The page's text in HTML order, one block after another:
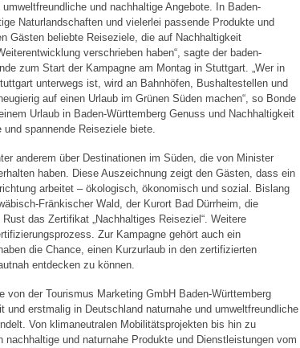
und nachhaltige Angebote. In Baden-
Naturlandschaften und vielerlei passende Produkte und
Gästen beliebte Reiseziele, die auf Nachhaltigkeit
verschrieben haben“, sagte der baden-
zum Start der Kampagne am Montag in Stuttgart. „Wer in
unterwegs ist, wird an Bahnhöfen, Bushaltestellen und
auf einen Urlaub im Grünen Süden machen“, so Bonde
Urlaub in Baden-Württemberg Genuss und Nachhaltigkeit
spannende Reiseziele biete.
anderem über Destinationen im Süden, die von Minister
haben. Diese Auszeichnung zeigt den Gästen, dass ein
arbeitet – ökologisch, ökonomisch und sozial. Bislang
Fränkischer Wald, der Kurort Bad Dürrheim, die
das Zertifikat „Nachhaltiges Reiseziel“. Weitere
Zur Kampagne gehört auch ein
die Chance, einen Kurzurlaub in den zertifizierten
entdecken zu können.
von der Tourismus Marketing GmbH Baden-Württemberg
erstmalig in Deutschland naturnahe und umweltfreundliche
Von klimaneutralen Mobilitätsprojekten bis hin zu
und naturnahe Produkte und Dienstleistungen vom